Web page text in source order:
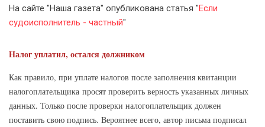
На сайте "Наша газета" опубликована статья "Если
судоисполнитель - частный"
Налог уплатил, остался должником
Как правило, при уплате налогов после заполнения квитанции
налогоплательщика просят проверить верность указанных личных
данных. Только после проверки налогоплательщик должен
поставить свою подпись. Вероятнее всего, автор письма подписал